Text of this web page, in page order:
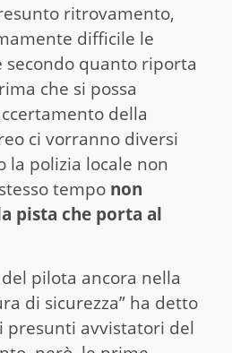
ritrovamento,
difficile le
secondo quanto riporta
che si possa
della
ci vorranno diversi
la polizia locale non
tempo non
pista che porta al
del pilota ancora nella
di sicurezza” ha detto
presunti avvistatori del